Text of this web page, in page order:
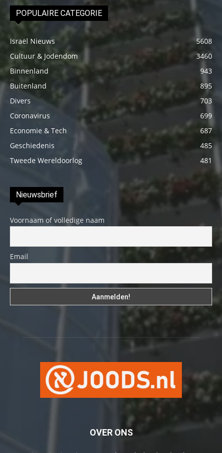
POPULAIRE CATEGORIE
Israël Nieuws
5608
Cultuur & Jodendom
3460
Binnenland
943
Buitenland
895
Divers
703
Coronavirus
699
Economie & Tech
687
Geschiedenis
485
Tweede Wereldoorlog
481
Nieuwsbrief
Voornaam of volledige naam
Email
OVER ONS